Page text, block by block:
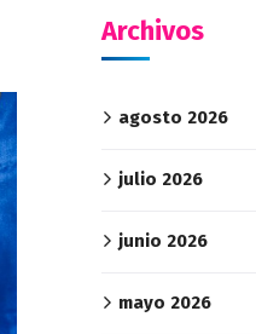
Archivos
agosto 2026
julio 2026
junio 2026
mayo 2026